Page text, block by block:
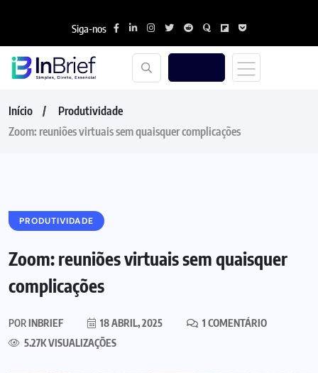
Siga-nos
Início
Produtividade
Zoom: reuniões virtuais sem quaisquer complicações
PRODUTIVIDADE
Zoom: reuniões virtuais sem quaisquer
complicações
PORINBRIEF 18 ABRIL, 2025
1 COMENTÁRIO
5.27K VISUALIZAÇÕES